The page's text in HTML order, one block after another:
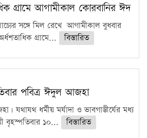
গ্রামে আগামীকাল কোরবানির ঈদ
সঙ্গে মিল রেখে আগামীকাল বুধবার
গ্রামে...
বিস্তারিত
পবিত্র ঈদুল আজহা
ধর্মীয় মর্যাদা ও ভাবগাম্ভীর্যের মধ্য
বৃহস্পতিবার ১০...
বিস্তারিত